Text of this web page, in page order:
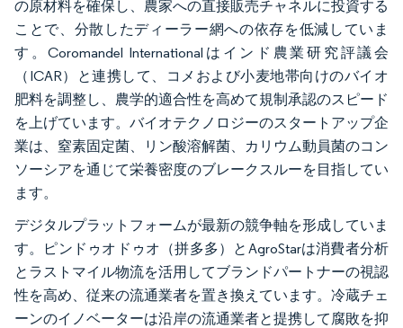
の原材料を確保し、農家への直接販売チャネルに投資する
ことで、分散したディーラー網への依存を低減していま
す。Coromandel Internationalはインド農業研究評議会
（ICAR）と連携して、コメおよび小麦地帯向けのバイオ
肥料を調整し、農学的適合性を高めて規制承認のスピード
を上げています。バイオテクノロジーのスタートアップ企
業は、窒素固定菌、リン酸溶解菌、カリウム動員菌のコン
ソーシアを通じて栄養密度のブレークスルーを目指してい
ます。
デジタルプラットフォームが最新の競争軸を形成していま
す。ピンドゥオドゥオ（拼多多）とAgroStarは消費者分析
とラストマイル物流を活用してブランドパートナーの視認
性を高め、従来の流通業者を置き換えています。冷蔵チェ
ーンのイノベーターは沿岸の流通業者と提携して腐敗を抑